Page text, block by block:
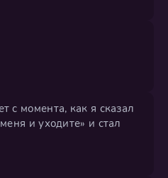
с момента, как я сказал
и уходите» и стал